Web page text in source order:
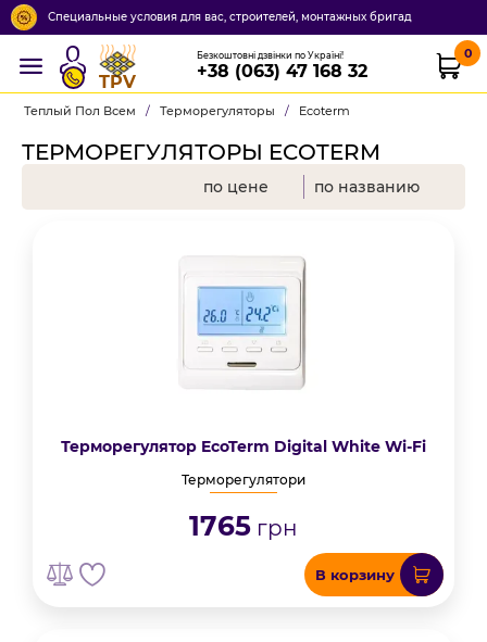
Специальные условия для вас, строителей, монтажных бригад
TPV
Безкоштовні дзвінки по Україні!
+38 (063) 47 168 32
0
Теплый Пол Всем / Терморегуляторы / Ecoterm
ТЕРМОРЕГУЛЯТОРЫ ECOTERM
по цене по названию
Терморегулятор EcoTerm Digital White Wi-Fi
Терморегулятори
1765 грн
В корзину